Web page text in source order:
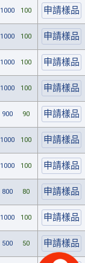
1000 100
1000 100
1000 100
1000 100
900 90
1000 100
1000 100
800 80
1000 100
500 50